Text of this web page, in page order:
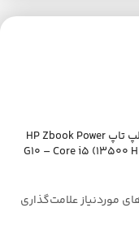
اولین کسی باشید که دیدگاهی می نویسد “لپ تاپ HP Zbook Power
G10 – Core i5 (13500
موردنیاز علامت‌گذاری